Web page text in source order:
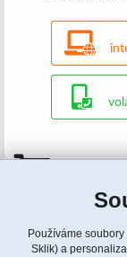
Používáme
Sklik) a
Zavolejte nám:
Update cookies